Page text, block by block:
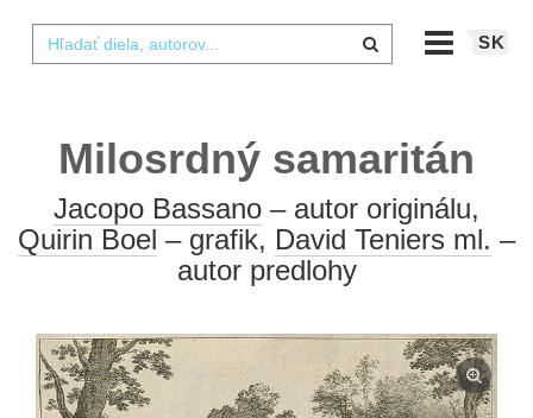
SK
Milosrdný samaritán
Jacopo Bassano – autor originálu,
Quirin Boel – grafik, David Teniers ml. –
autor predlohy